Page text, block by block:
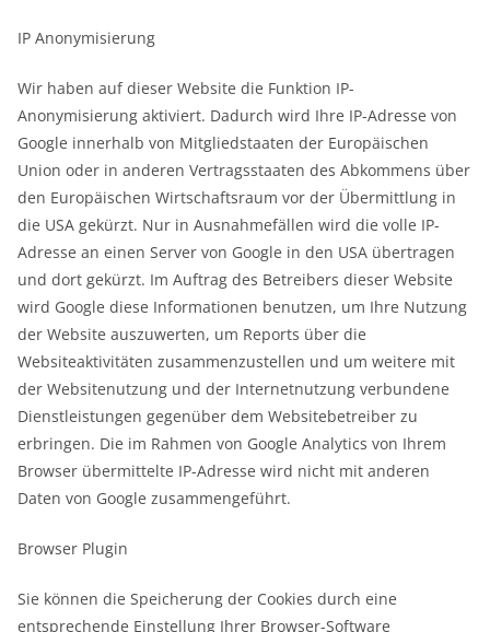
IP Anonymisierung
Wir haben auf dieser Website die Funktion IP-
Anonymisierung aktiviert. Dadurch wird Ihre IP-Adresse von
Google innerhalb von Mitgliedstaaten der Europäischen
Union oder in anderen Vertragsstaaten des Abkommens über
den Europäischen Wirtschaftsraum vor der Übermittlung in
die USA gekürzt. Nur in Ausnahmefällen wird die volle IP-
Adresse an einen Server von Google in den USA übertragen
und dort gekürzt. Im Auftrag des Betreibers dieser Website
wird Google diese Informationen benutzen, um Ihre Nutzung
der Website auszuwerten, um Reports über die
Websiteaktivitäten zusammenzustellen und um weitere mit
der Websitenutzung und der Internetnutzung verbundene
Dienstleistungen gegenüber dem Websitebetreiber zu
erbringen. Die im Rahmen von Google Analytics von Ihrem
Browser übermittelte IP-Adresse wird nicht mit anderen
Daten von Google zusammengeführt.
Browser Plugin
Sie können die Speicherung der Cookies durch eine
entsprechende Einstellung Ihrer Browser-Software